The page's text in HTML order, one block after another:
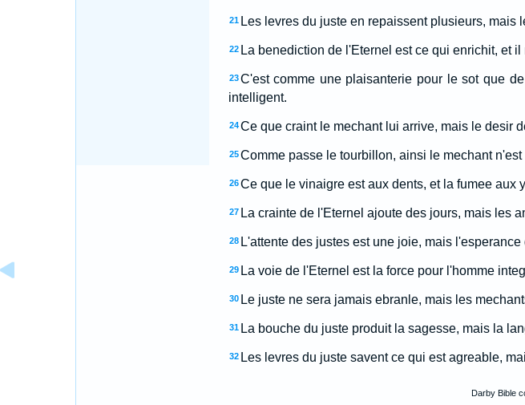
21 Les levres du juste en repaissent plusieurs, mais
22 La benediction de l'Eternel est ce qui enrichit, et
23 C'est comme une plaisanterie pour le sot que
intelligent.
24 Ce que craint le mechant lui arrive, mais le desir
25 Comme passe le tourbillon, ainsi le mechant
26 Ce que le vinaigre est aux dents, et la fumee aux
27 La crainte de l'Eternel ajoute des jours, mais les
28 L'attente des justes est une joie, mais
29 La voie de l'Eternel est la force pour l'homme
30 Le juste ne sera jamais ebranle, mais les
31 La bouche du juste produit la sagesse, mais la
32 Les levres du juste savent ce qui est agreable,
Darby Bible